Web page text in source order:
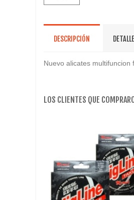
DESCRIPCIÓN
Nuevo alicates
LOS CLIENTES QUE